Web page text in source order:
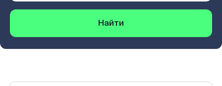
Найти